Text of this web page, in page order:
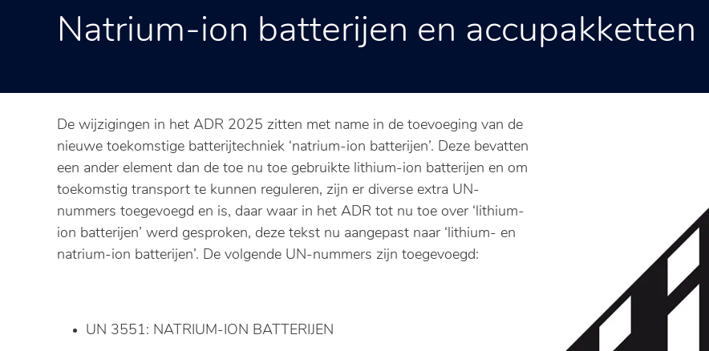
Natrium-ion batterijen en accupakketten
De wijzigingen in het ADR 2025 zitten met name in de toevoeging van de
nieuwe toekomstige batterijtechniek ‘natrium-ion batterijen’. Deze bevatten
een ander element dan de toe nu toe gebruikte lithium-ion batterijen en om
toekomstig transport te kunnen reguleren, zijn er diverse extra UN-
nummers toegevoegd en is, daar waar in het ADR tot nu toe over ‘lithium-
ion batterijen’ werd gesproken, deze tekst nu aangepast naar ‘lithium- en
natrium-ion batterijen’. De volgende UN-nummers zijn toegevoegd:
UN 3551: NATRIUM-ION BATTERIJEN